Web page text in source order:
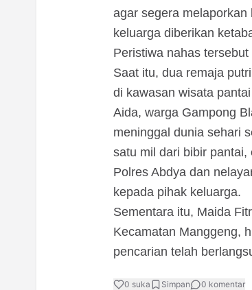
agar segera
keluarga diberikan
Peristiwa nahas
Saat itu, dua remaja
di kawasan wisata
Aida, warga Gampong
meninggal dunia sehari
satu mil dari bibir
Polres Abdya dan
kepada pihak keluarga.
Sementara itu, Maida
Kecamatan Manggeng,
pencarian telah
0 suka Simpan 0 komentar